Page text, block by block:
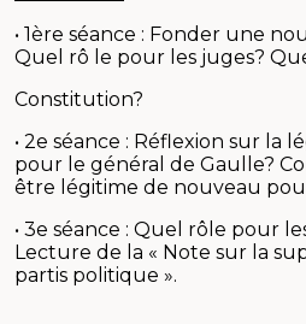
• 1ère séance : Fonder une
Quel rô le pour les juges?
Constitution?
• 2e séance : Réflexion sur la
pour le général de Gaulle?
être légitime de nouveau
• 3e séance : Quel rôle pour
Lecture de la « Note sur la
partis politique ».